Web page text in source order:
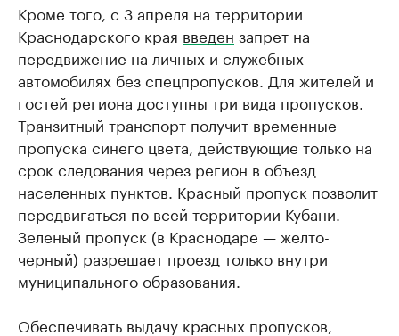
Кроме того, с 3 апреля на территории
Краснодарского края введен запрет на
передвижение на личных и служебных
автомобилях без спецпропусков. Для жителей и
гостей региона доступны три вида пропусков.
Транзитный транспорт получит временные
пропуска синего цвета, действующие только на
срок следования через регион в объезд
населенных пунктов. Красный пропуск позволит
передвигаться по всей территории Кубани.
Зеленый пропуск (в Краснодаре — желто-
черный) разрешает проезд только внутри
муниципального образования.
Обеспечивать выдачу красных пропусков,